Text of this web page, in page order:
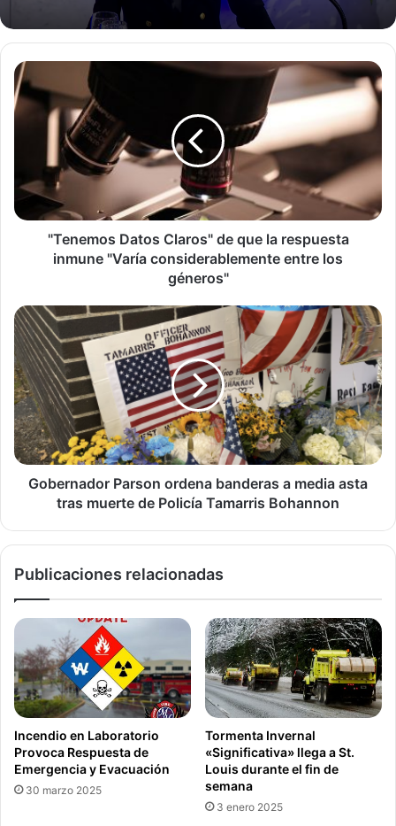
"Tenemos
Datos
Claros"
respuesta
inmune
"Varía
considerablemente
"Tenemos Datos Claros" de que la respuesta
inmune "Varía considerablemente entre los
géneros"
Gobernador
Parson
ordena
banderas
a
media
asta
tras
muerte
Gobernador Parson ordena banderas a media asta
tras muerte de Policía Tamarris Bohannon
Publicaciones relacionadas
Incendio en Laboratorio
Provoca Respuesta de
Emergencia y Evacuación
30 marzo 2025
Tormenta Invernal
«Significativa» llega a St.
Louis durante el fin de
semana
3 enero 2025